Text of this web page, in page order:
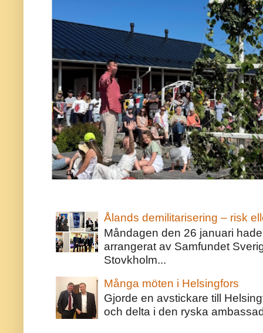
Ålands demilitarisering – risk
Måndagen den 26 januari
arrangerat av Samfundet
Stovkholm...
Många möten i Helsingfors
Gjorde en avstickare till
och delta i den ryska